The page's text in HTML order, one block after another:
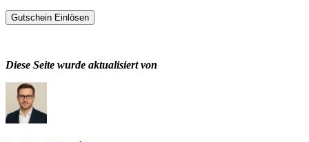
Gutschein Einlösen
Diese Seite wurde aktualisiert von